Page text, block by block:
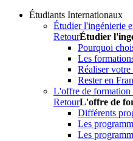
Étudiants Internationaux
Étudier l'ingénierie
RetourÉtudier
Pourquoi
Les
Réaliser
Rester en
L'offre de formation
RetourL'offre de
Différents
Les
Les